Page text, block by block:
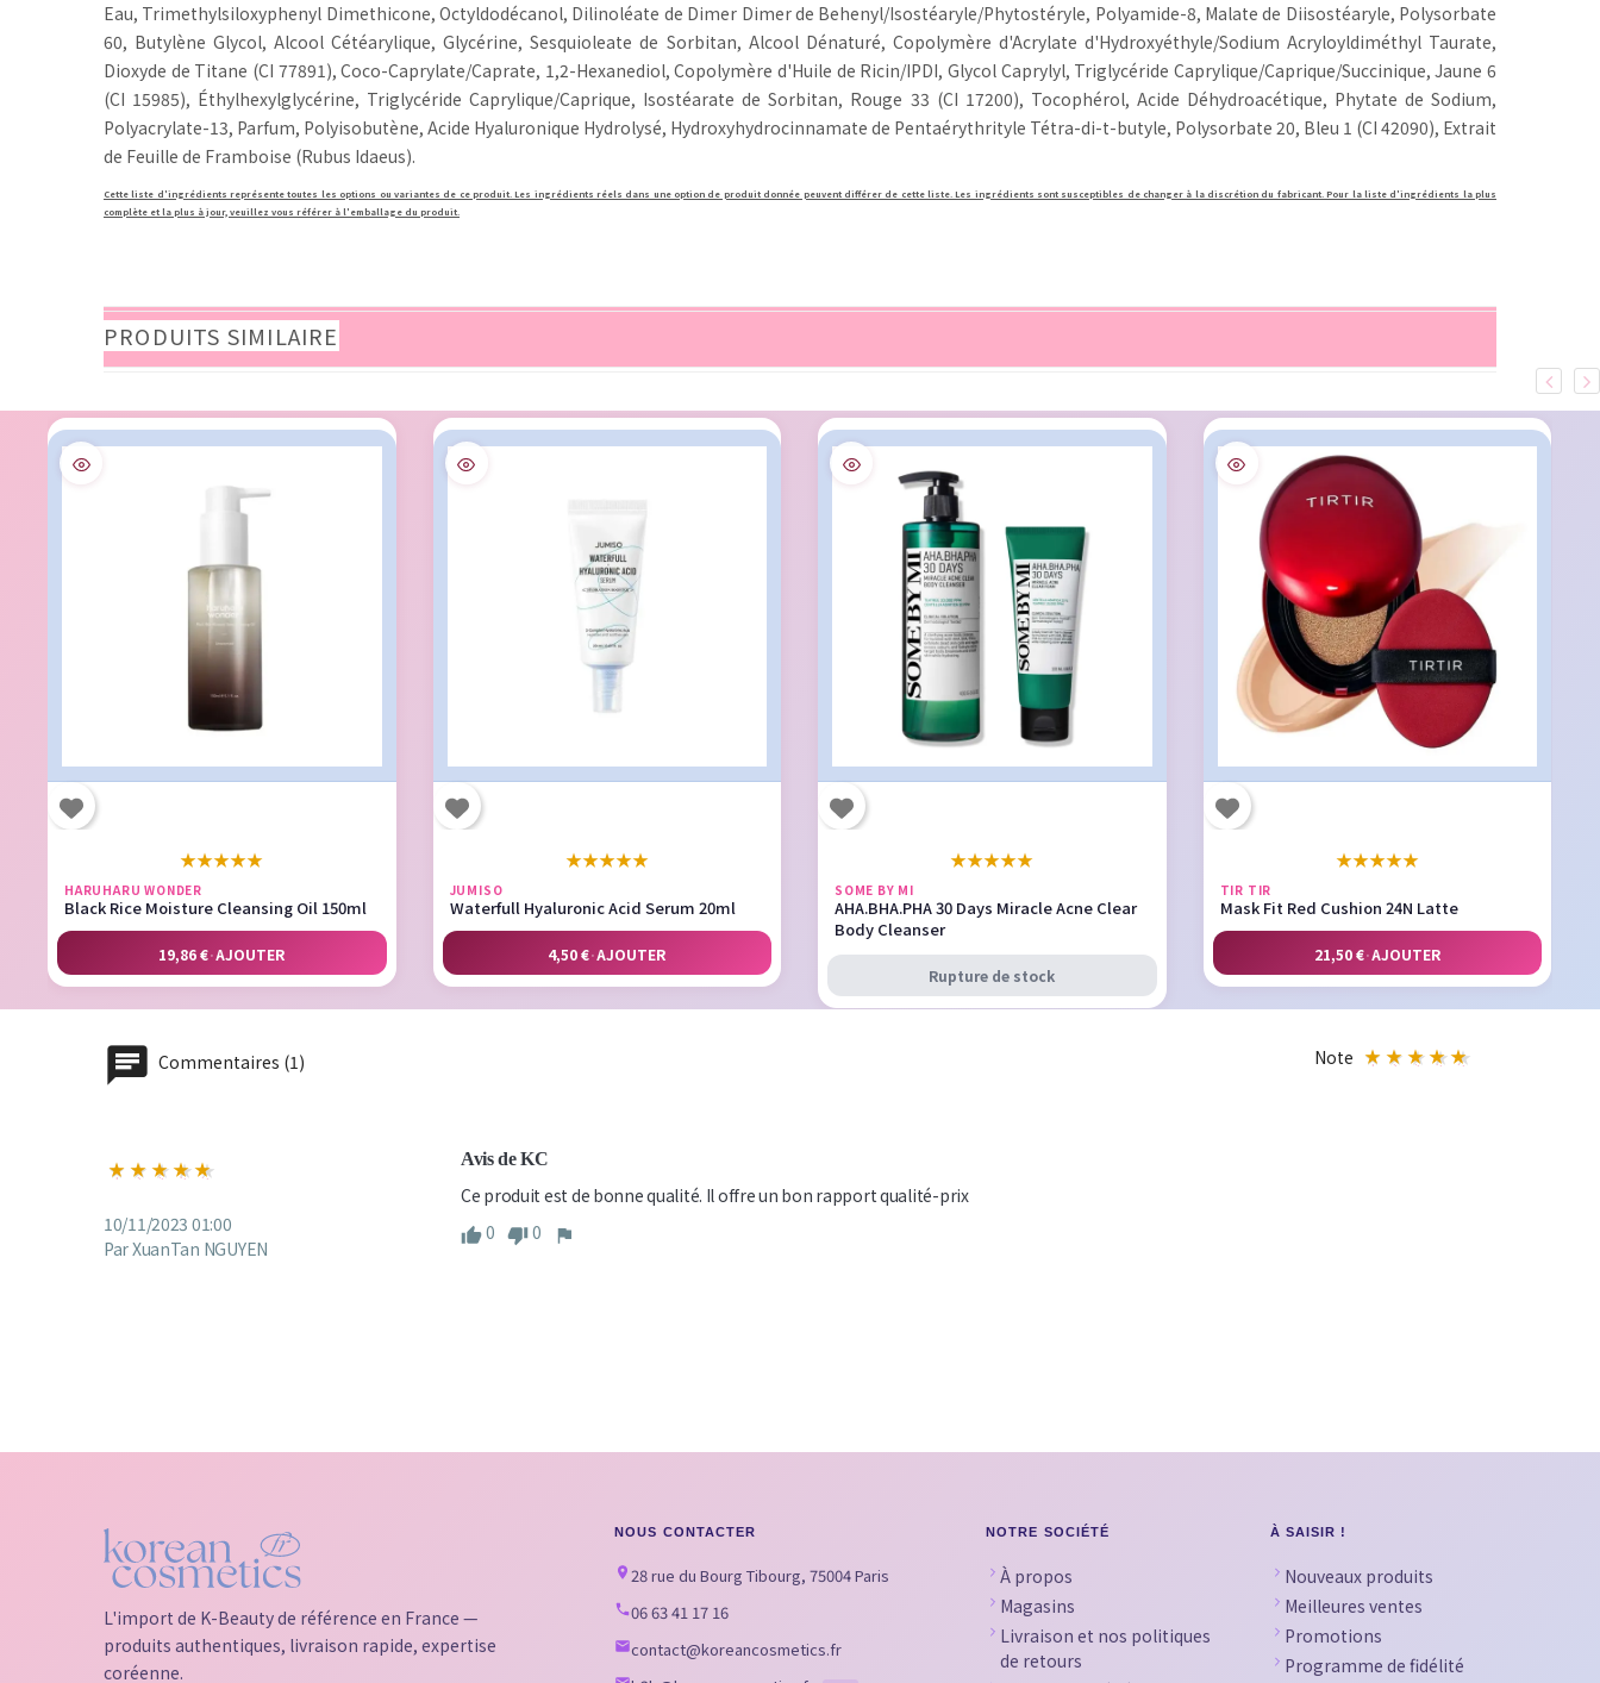
Eau, Trimethylsiloxyphenyl Dimethicone, Octyldodécanol, Dilinoléate de Dimer Dimer de Behenyl/Isostéaryle/Phytostéryle, Polyamide-8, Malate de Diisostéaryle, Polysorbate
60, Butylène Glycol, Alcool Cétéarylique, Glycérine, Sesquioleate de Sorbitan, Alcool Dénaturé, Copolymère d'Acrylate d'Hydroxyéthyle/Sodium Acryloyldiméthyl Taurate,
Dioxyde de Titane (CI 77891), Coco-Caprylate/Caprate, 1,2-Hexanediol, Copolymère d'Huile de Ricin/IPDI, Glycol Caprylyl, Triglycéride Caprylique/Caprique/Succinique, Jaune 6
(CI 15985), Éthylhexylglycérine, Triglycéride Caprylique/Caprique, Isostéarate de Sorbitan, Rouge 33 (CI 17200), Tocophérol, Acide Déhydroacétique, Phytate de Sodium,
Polyacrylate-13, Parfum, Polyisobutène, Acide Hyaluronique Hydrolysé, Hydroxyhydrocinnamate de Pentaérythrityle Tétra-di-t-butyle, Polysorbate 20, Bleu 1 (CI 42090), Extrait
de Feuille de Framboise (Rubus Idaeus).
Cette liste d'ingrédients représente toutes les options ou variantes de ce produit. Les ingrédients réels dans une option de produit donnée peuvent différer de cette liste. Les ingrédients sont susceptibles de changer à la discrétion du fabricant. Pour la liste d'ingrédients la plus
complète et la plus à jour, veuillez vous référer à l'emballage du produit.
PRODUITS SIMILAIRE
★★★★★
HARUHARU WONDER
Black Rice Moisture Cleansing Oil 150ml
19,86 €·AJOUTER
★★★★★
JUMISO
Waterfull Hyaluronic Acid Serum 20ml
4,50 €·AJOUTER
★★★★★
SOME BY MI
AHA.BHA.PHA 30 Days Miracle Acne Clear
Body Cleanser
Rupture de stock
★★★★★
TIR TIR
Mask Fit Red Cushion 24N Latte
21,50 €·AJOUTER
Commentaires (1) Note
10/11/2023 01:00
Par XuanTan NGUYEN
Avis de KC
Ce produit est de bonne qualité. Il offre un bon rapport qualité-prix
0
0
L'import de K-Beauty de référence en France —
produits authentiques, livraison rapide, expertise
coréenne.
NOUS CONTACTER
28 rue du Bourg Tibourg, 75004 Paris
06 63 41 17 16
contact@koreancosmetics.fr
NOTRE SOCIÉTÉ
À propos
Magasins
Livraison et nos politiques
de retours
À SAISIR !
Nouveaux produits
Meilleures ventes
Promotions
Programme de fidélité